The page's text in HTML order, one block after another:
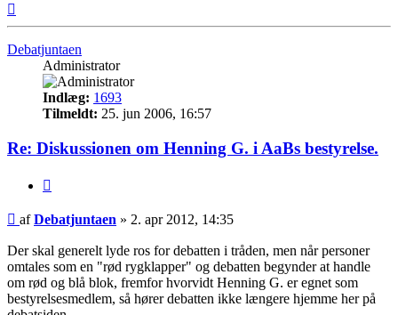
Debatjuntaen
Administrator
Indlæg: 1693
Tilmeldt: 25. jun 2006, 16:57
Re: Diskussionen om Henning G. i AaBs bestyrelse.
Indlæg
afDebatjuntaen » 2. apr 2012, 14:35
Der skal generelt lyde ros for debatten i tråden, men når personer
omtales som en "rød rygklapper" og debatten begynder at handle
om rød og blå blok, fremfor hvorvidt Henning G. er egnet som
bestyrelsesmedlem, så hører debatten ikke længere hjemme her på